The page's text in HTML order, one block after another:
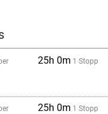
25h 0m 1 Stopp
25h 0m 1 Stopp